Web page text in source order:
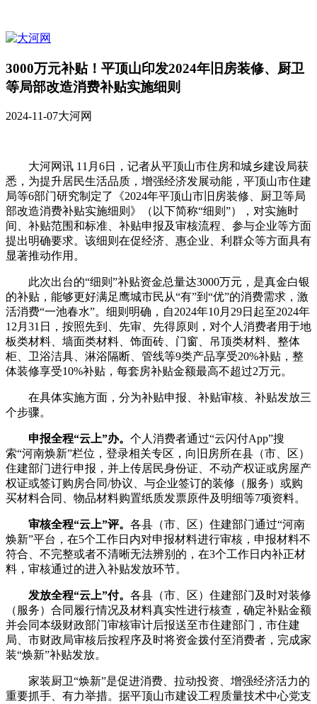
3000万元补贴！平顶山印发2024年旧房装修、厨卫
等局部改造消费补贴实施细则
2024-11-07大河网
大河网讯 11月6日，记者从平顶山市住房和城乡建设局获
悉，为提升居民生活品质，增强经济发展动能，平顶山市住建
局等6部门研究制定了《2024年平顶山市旧房装修、厨卫等局
部改造消费补贴实施细则》（以下简称“细则”），对实施时
间、补贴范围和标准、补贴申报及审核流程、参与企业等方面
提出明确要求。该细则在促经济、惠企业、利群众等方面具有
显著推动作用。
此次出台的“细则”补贴资金总量达3000万元，是真金白银
的补贴，能够更好满足鹰城市民从“有”到“优”的消费需求，激
活消费“一池春水”。细则明确，自2024年10月29日起至2024年
12月31日，按照先到、先审、先得原则，对个人消费者用于地
板类材料、墙面类材料、饰面砖、门窗、吊顶类材料、整体
柜、卫浴洁具、淋浴隔断、管线等9类产品享受20%补贴，整
体装修享受10%补贴，每套房补贴金额最高不超过2万元。
在具体实施方面，分为补贴申报、补贴审核、补贴发放三
个步骤。
申报全程“云上”办。 个人消费者通过“云闪付App”搜
索“河南焕新”栏位，登录相关专区，向旧房所在县（市、区）
住建部门进行申报，并上传居民身份证、不动产权证或房屋产
权证或签订购房合同/协议、与企业签订的装修（服务）或购
买材料合同、物品材料购置纸质发票原件及明细等7项资料。
审核全程“云上”评。 各县（市、区）住建部门通过“河南
焕新”平台，在5个工作日内对申报材料进行审核，申报材料不
符合、不完整或者不清晰无法辨别的，在3个工作日内补正材
料，审核通过的进入补贴发放环节。
发放全程“云上”付。 各县（市、区）住建部门及时对装修
（服务）合同履行情况及材料真实性进行核查，确定补贴金额
并会同本级财政部门审核审计后报送至市住建部门，市住建
局、市财政局审核后按程序及时将资金拨付至消费者，完成家
装“焕新”补贴发放。
家装厨卫“焕新”是促进消费、拉动投资、增强经济活力的
重要抓手、有力举措。据平顶山市建设工程质量技术中心党支